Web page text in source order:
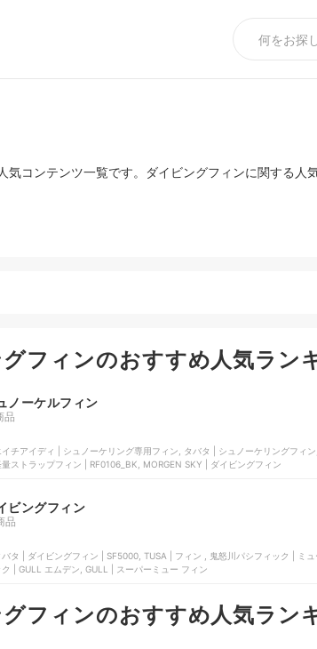
コンテンツ一覧です。ダイビングフィンに関する人
フィンのおすすめ人気ラン
ノーケルフィン
品
イチアイディ | シュノーケリング専用フィン, タバタ | シュノーケリングフィ
量ストラップフィン | RF0106_BK, MORGEN SKY | ダイビングフィン
ビングフィン
品
バタ | ダイビングフィン | SF5000, TUSA | フィン , 鬼怒川パシフィック | ミ
ク | GULL エムデン, GULL | スーパーミュー フィン
フィンのおすすめ人気ラン